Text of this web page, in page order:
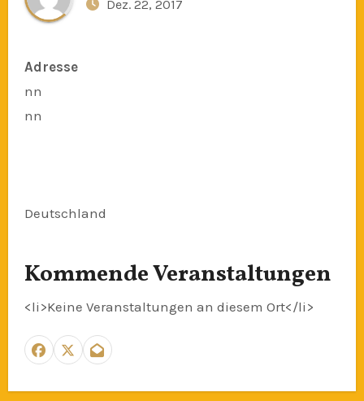
Dez. 22, 2017
Adresse
nn
nn
Deutschland
Kommende Veranstaltungen
<li>Keine Veranstaltungen an diesem Ort</li>